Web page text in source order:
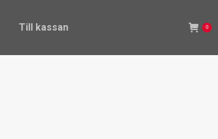
Till kassan 0